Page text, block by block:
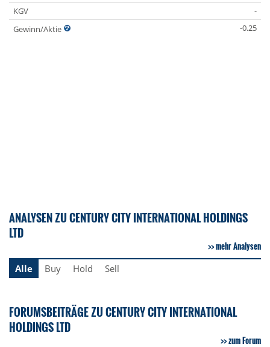
KGV
-
Gewinn/Aktie
-0.25
ANALYSEN ZU CENTURY CITY INTERNATIONAL HOLDINGS
LTD
mehr Analysen
Alle
Buy Hold Sell
FORUMSBEITRÄGE ZU CENTURY CITY INTERNATIONAL
HOLDINGS LTD
zum Forum